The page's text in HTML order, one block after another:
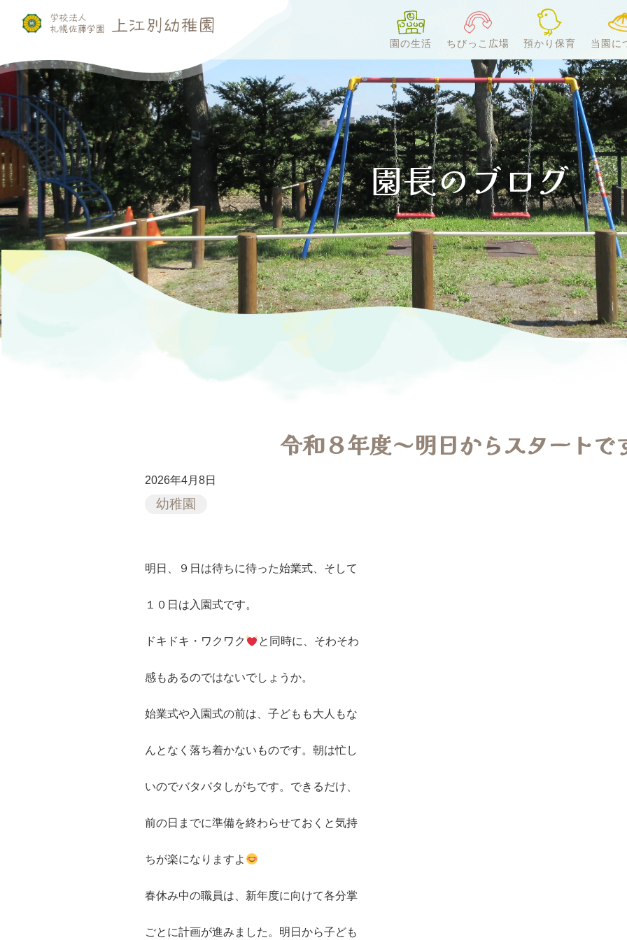
園の生活 ちびっこ広場 預かり保育 当園に
令和８年度～明日からスタートで
2026年4月8日
幼稚園
明日、９日は待ちに待った始業式、そして
１０日は入園式です。
ドキドキ・ワクワク と同時に、そわそわ
感もあるのではないでしょうか。
始業式や入園式の前は、子どもも大人もな
んとなく落ち着かないものです。朝は忙し
いのでバタバタしがちです。できるだけ、
前の日までに準備を終わらせておくと気持
ちが楽になりますよ
春休み中の職員は、新年度に向けて各分掌
ごとに計画が進みました。明日から子ども